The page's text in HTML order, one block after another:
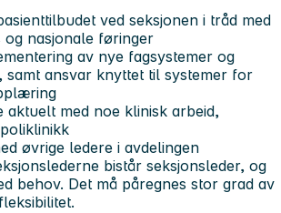
ved seksjonen i tråd med
og nasjonale føringer
av nye fagsystemer og
samt ansvar knyttet til systemer for
aktuelt med noe klinisk arbeid,
øvrige ledere i avdelingen
bistår seksjonsleder, og
behov. Det må påregnes stor grad av